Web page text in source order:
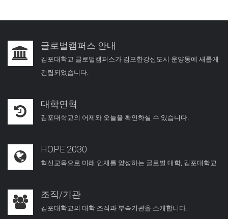
글로벌캠퍼스 안내
김포대학교 글로벌캠퍼스가 김포한강신도시 운양동에 새롭게
건립되었습니다.
대학연혁
김포대학교의 어제와 오늘을 확인하실 수 있습니다.
HOPE 2030
혁신교육으로 미래 인재를 양성하는 글로벌 대학, 김포대학교
조직/기관
김포대학교의 대학 조직과 부속기관을 소개합니다.